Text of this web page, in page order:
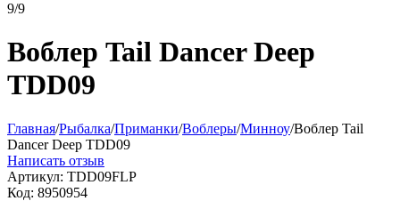
9/9
Воблер Tail Dancer Deep
TDD09
Главная/Рыбалка/Приманки/Воблеры/Минноу/Воблер Tail
Dancer Deep TDD09
Написать отзыв
Артикул: TDD09FLP
Код: 8950954